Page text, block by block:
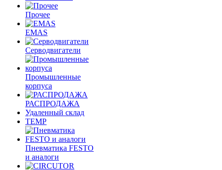
Прочее
EMAS
Cерводвигатели
Промышленные
корпуса
РАСПРОДАЖА
Удаленный склад
TEMP
Пневматика FESTO
и аналоги